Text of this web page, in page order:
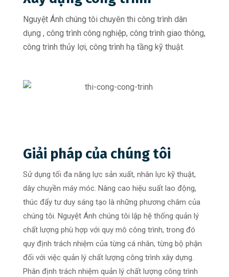
Nguyệt Ánh chúng tôi chuyên thi công trình dân
dụng , công trình công nghiệp, công trình giao thông,
công trình thủy lợi, công trình hạ tầng kỹ thuật.
Giải pháp của chúng tôi
Sử dụng tối đa năng lực sản xuất, nhân lực kỹ thuật,
dây chuyền máy móc. Nâng cao hiệu suất lao động,
thúc đẩy tư duy sáng tạo là những phương châm của
chúng tôi. Nguyệt Ánh chúng tôi lập hệ thống quản lý
chất lượng phù hợp với quy mô công trình, trong đó
quy định trách nhiệm của từng cá nhân, từng bộ phận
đối với việc quản lý chất lượng công trình xây dựng.
Phân định trách nhiệm quản lý chất lượng công trình